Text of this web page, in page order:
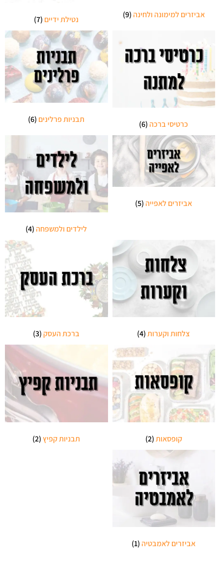
אביזרים למימונה ולחינה(9) נטילת ידיים (7)
כרטיסי ברכה(6) תבניות פרלינים (6)
אביזרים לאפייה(5)
לילדים ולמשפחה(4)
צלחות וקערות(4) ברכת העסק(3)
קופסאות(2) תבניות קפיץ(2)
אביזרים לאמבטיה(1)